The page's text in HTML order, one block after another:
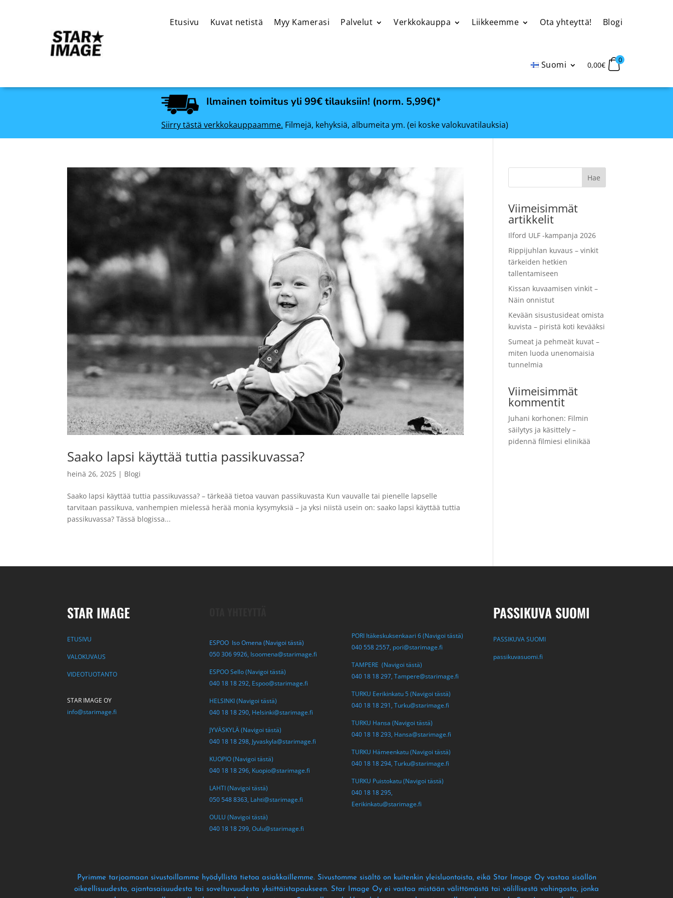
Etusivu Kuvat netistä Myy Kamerasi Palvelut Verkkokauppa Liikkeemme Ota yhteyttä! Blogi
Suomi 0,00€
0
Ilmainen toimitus yli 99€ tilauksiin! (norm. 5,99€)*
Siirry tästä verkkokauppaamme. Filmejä, kehyksiä, albumeita ym. (ei koske valokuvatilauksia)
Saako lapsi käyttää tuttia passikuvassa?
heinä 26, 2025 | Blogi
Saako lapsi käyttää tuttia passikuvassa? – tärkeää tietoa vauvan passikuvasta Kun vauvalle tai pienelle lapselle
tarvitaan passikuva, vanhempien mielessä herää monia kysymyksiä – ja yksi niistä usein on: saako lapsi käyttää tuttia
passikuvassa? Tässä blogissa...
Viimeisimmät
artikkelit
Ilford ULF -kampanja 2026
Rippijuhlan kuvaus – vinkit
tärkeiden hetkien
tallentamiseen
Kissan kuvaamisen vinkit –
Näin onnistut
Kevään sisustusideat omista
kuvista – piristä koti kevääksi
Sumeat ja pehmeät kuvat –
miten luoda unenomaisia
tunnelmia
Viimeisimmät
kommentit
Juhani korhonen: Filmin
säilytys ja käsittely –
pidennä filmiesi elinikää
STAR IMAGE
ETUSIVU
VALOKUVAUS
VIDEOTUOTANTO
STAR IMAGE OY
info@starimage.fi
ESPOO Iso Omena (Navigoi tästä)
050 306 9926, Isoomena@starimage.fi
ESPOO Sello (Navigoi tästä)
040 18 18 292, Espoo@starimage.fi
HELSINKI (Navigoi tästä)
040 18 18 290, Helsinki@starimage.fi
JYVÄSKYLÄ (Navigoi tästä)
040 18 18 298, Jyvaskyla@starimage.fi
KUOPIO (Navigoi tästä)
040 18 18 296, Kuopio@starimage.fi
LAHTI (Navigoi tästä)
050 548 8363, Lahti@starimage.fi
OULU (Navigoi tästä)
040 18 18 299, Oulu@starimage.fi
PORI Itäkeskuksenkaari 6 (Navigoi tästä)
040 558 2557, pori@starimage.fi
TAMPERE (Navigoi tästä)
040 18 18 297, Tampere@starimage.fi
TURKU Eerikinkatu 5 (Navigoi tästä)
040 18 18 291, Turku@starimage.fi
TURKU Hansa (Navigoi tästä)
040 18 18 293, Hansa@starimage.fi
TURKU Hämeenkatu (Navigoi tästä)
040 18 18 294, Turku@starimage.fi
TURKU Puistokatu (Navigoi tästä)
040 18 18 295,
Eerikinkatu@starimage.fi
PASSIKUVA SUOMI
PASSIKUVA SUOMI
passikuvasuomi.fi
Pyrimme tarjoamaan sivustoillamme hyödyllistä tietoa asiakkaillemme. Sivustomme sisältö on kuitenkin yleisluontoista, eikä Star Image Oy vastaa sisällön
oikeellisuudesta, ajantasaisuudesta tai soveltuvuudesta yksittäistapaukseen. Star Image Oy ei vastaa mistään välittömästä tai välillisestä vahingosta, jonka